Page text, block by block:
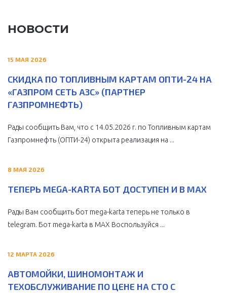
НОВОСТИ
15 МАЯ 2026
СКИДКА ПО ТОПЛИВНЫМ КАРТАМ ОПТИ-24 НА
«ГАЗПРОМ СЕТЬ АЗС» (ПАРТНЕР
ГАЗПРОМНЕФТЬ)
Рады сообщить Вам, что с 14.05.2026 г. по Топливным картам
Газпромнефть (ОПТИ-24) открыта реализация на ...
8 МАЯ 2026
ТЕПЕРЬ MEGA-KARTA БОТ ДОСТУПЕН И В MAX
Рады Вам сообщить бот mega-karta теперь не только в
telegram. Бот mega-karta в МАХ Воспользуйся ...
12 МАРТА 2026
АВТОМОЙКИ, ШИНОМОНТАЖ И
ТЕХОБСЛУЖИВАНИЕ ПО ЦЕНЕ НА СТО С